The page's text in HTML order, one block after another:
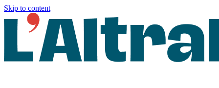
Skip to content